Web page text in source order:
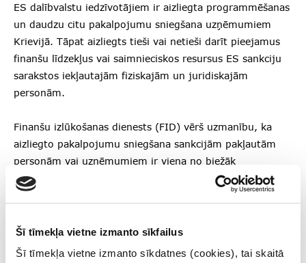
Šī tīmekļa vietne izmanto sīkfailus
Šī tīmekļa vietne izmanto sīkdatnes (cookies), tai skaitā
ES dalībvalstu iedzīvotājiem ir aizliegta programmēšanas
un daudzu citu pakalpojumu sniegšana uzņēmumiem
Krievijā. Tāpat aizliegts tieši vai netieši darīt pieejamus
finanšu līdzekļus vai saimnieciskos resursus ES sankciju
sarakstos iekļautajām fiziskajām un juridiskajām
personām.
Finanšu izlūkošanas dienests (FID) vērš uzmanību, ka
aizliegto pakalpojumu sniegšana sankcijām pakļautām
personām vai uzņēmumiem ir viena no biežāk
identificētajām sankciju pārkāpumu tipoloģijām. Praksē
šādi pārkāpumi nereti tiek maskēti kā attālināti
finanšu iestādes un citus likuma subjektus īpaši rūpīgi
izvērtēt šādu darījumu atbilstību sankciju regulējumam.